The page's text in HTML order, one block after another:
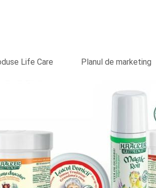
Life Care Planul de marketing